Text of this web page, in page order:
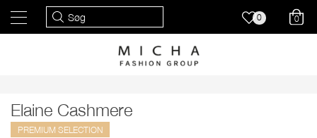
0 0
Elaine Cashmere
PREMIUM SELECTION